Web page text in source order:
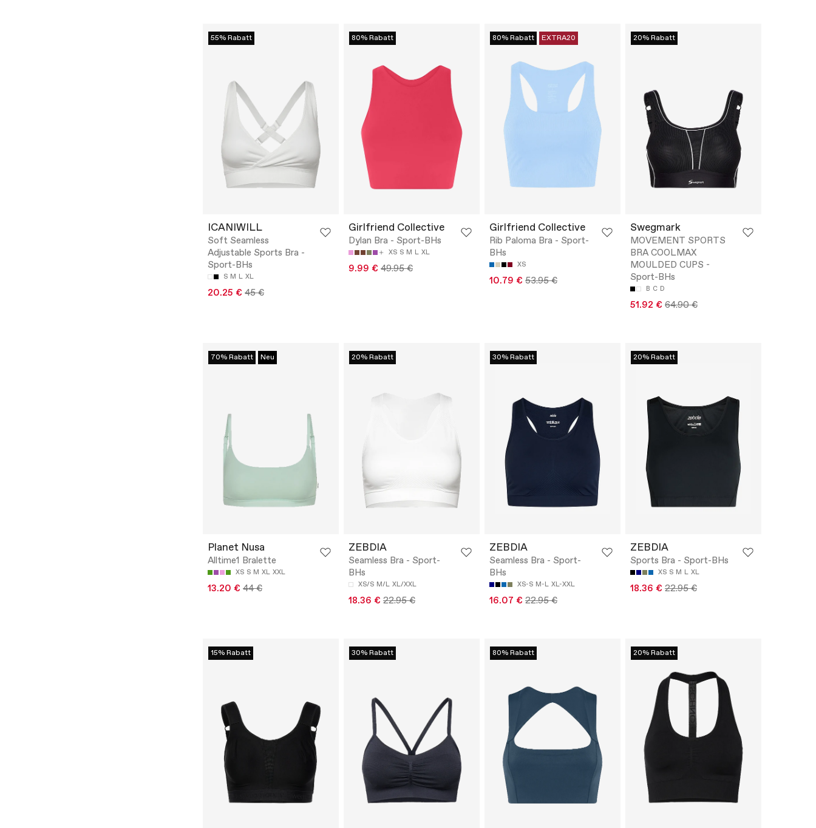
55% Rabatt
ICANIWILL
Soft Seamless
Adjustable Sports Bra -
Sport-BHs
S M L XL
20.25 € 45 €
80% Rabatt
Girlfriend Collective
Dylan Bra - Sport-BHs
XS S M L XL
9.99 € 49.95 €
80% Rabatt EXTRA20
Girlfriend Collective
Rib Paloma Bra - Sport-
BHs
XS
10.79 € 53.95 €
20% Rabatt
Swegmark
MOVEMENT SPORTS
BRA COOLMAX
MOULDED CUPS -
Sport-BHs
B C D
51.92 € 64.90 €
70% Rabatt Neu
Planet Nusa
Alltime1 Bralette
XS S M XL XXL
13.20 € 44 €
20% Rabatt
ZEBDIA
Seamless Bra - Sport-
BHs
XS/S M/L XL/XXL
18.36 € 22.95 €
30% Rabatt
ZEBDIA
Seamless Bra - Sport-
BHs
XS-S M-L XL-XXL
16.07 € 22.95 €
20% Rabatt
ZEBDIA
Sports Bra - Sport-BHs
XS S M L XL
18.36 € 22.95 €
15% Rabatt 30% Rabatt 80% Rabatt 20% Rabatt